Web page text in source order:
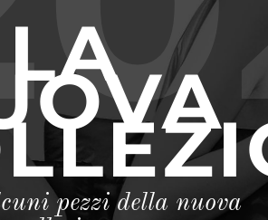
LA
pezzi della nuova